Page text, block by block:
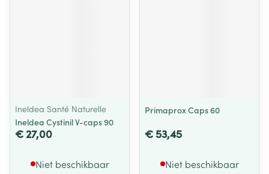
Ineldea Santé Naturelle
Ineldea Cystinil V-caps 90
€ 27,00
Niet beschikbaar
Primaprox Caps 60
€ 53,45
Niet beschikbaar